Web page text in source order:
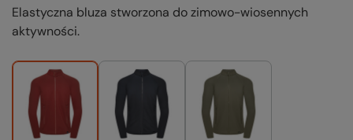
Elastyczna bluza stworzona do zimowo-wiosennych
aktywności.